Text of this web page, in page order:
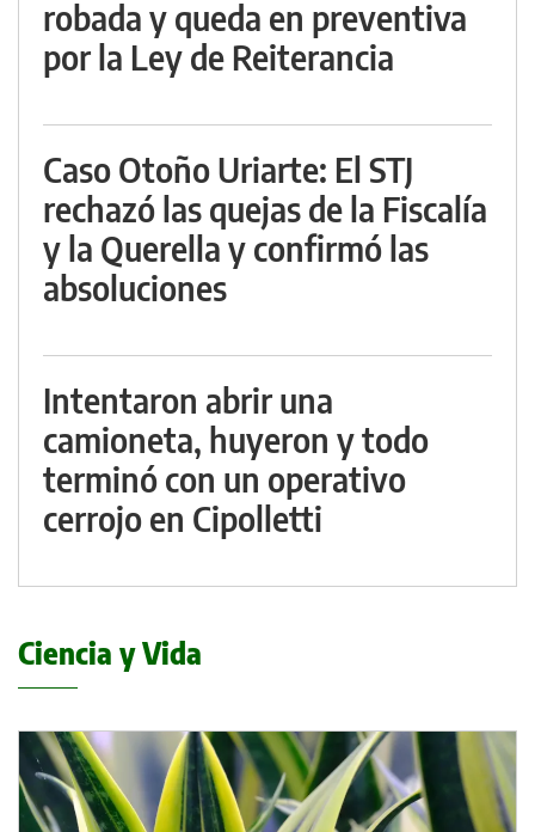
robada y queda en preventiva
por la Ley de Reiterancia
Caso Otoño Uriarte: El STJ
rechazó las quejas de la Fiscalía
y la Querella y confirmó las
absoluciones
Intentaron abrir una
camioneta, huyeron y todo
terminó con un operativo
cerrojo en Cipolletti
Ciencia y Vida